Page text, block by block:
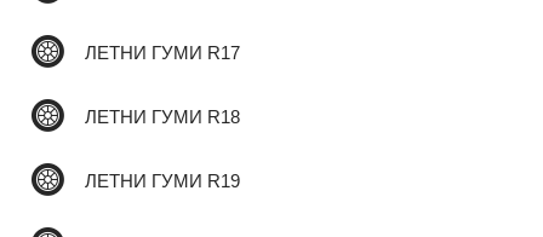
ЛЕТНИ ГУМИ R17
ЛЕТНИ ГУМИ R18
ЛЕТНИ ГУМИ R19